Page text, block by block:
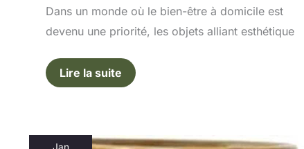
Dans un monde où le bien-être à domicile est
devenu une priorité, les objets alliant esthétique
Lire la suite